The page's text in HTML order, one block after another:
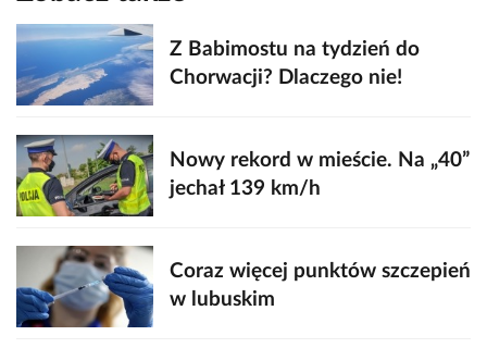
Z Babimostu na tydzień do
Chorwacji? Dlaczego nie!
Nowy rekord w mieście. Na „40”
jechał 139 km/h
Coraz więcej punktów szczepień
w lubuskim